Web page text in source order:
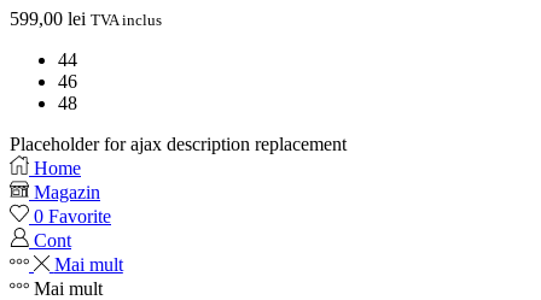
599,00 lei TVA inclus
44
46
48
Placeholder for ajax description replacement
Home
Magazin
0 Favorite
Cont
Mai mult
Mai mult